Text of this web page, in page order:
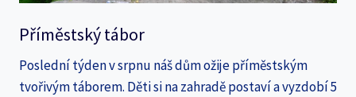
Příměstský tábor
Poslední týden v srpnu náš dům ožije příměstským
tvořivým táborem. Děti si na zahradě postaví a vyzdobí 5